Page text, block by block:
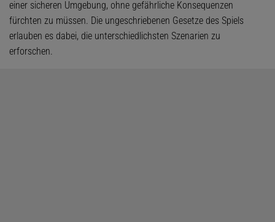
einer sicheren Umgebung, ohne gefährliche Konsequenzen
fürchten zu müssen. Die ungeschriebenen Gesetze des Spiels
erlauben es dabei, die unterschiedlichsten Szenarien zu
erforschen.